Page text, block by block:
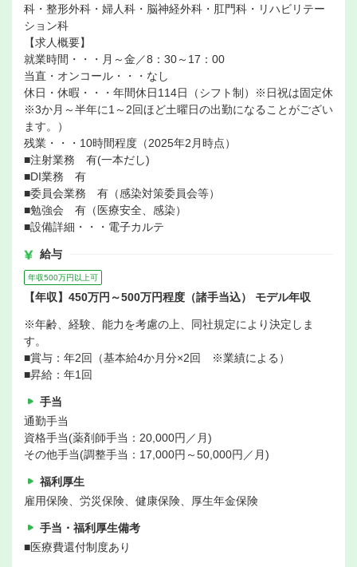
科・整形外科・婦人科・脳神経外科・肛門科・リハビリテー
ション科
【求人概要】
就業時間・・・月～金／8：30～17：00
当直・オンコール・・・なし
休日・休暇・・・年間休日114日（シフト制）※日祝は固定休
※3か月～半年に1～2回ほど土曜日の出勤になることがござい
ます。）
残業・・・10時間程度（2025年2月時点）
■注射業務 有(一本だし)
■DI業務 有
■委員会業務 有（感染対策委員会等）
■勉強会 有（医療安全、感染）
■設備詳細・・・電子カルテ
給与
年収500万円以上可
【年収】450万円～500万円程度（諸手当込） モデル年収
※年齢、経験、能力を考慮の上、同社規定により決定しま
す。
■賞与：年2回（基本給4か月分×2回 ※業績による）
■昇給：年1回
手当
通勤手当
資格手当(薬剤師手当：20,000円／月)
その他手当(調整手当：17,000円～50,000円／月)
福利厚生
雇用保険、労災保険、健康保険、厚生年金保険
手当・福利厚生備考
■医療費還付制度あり